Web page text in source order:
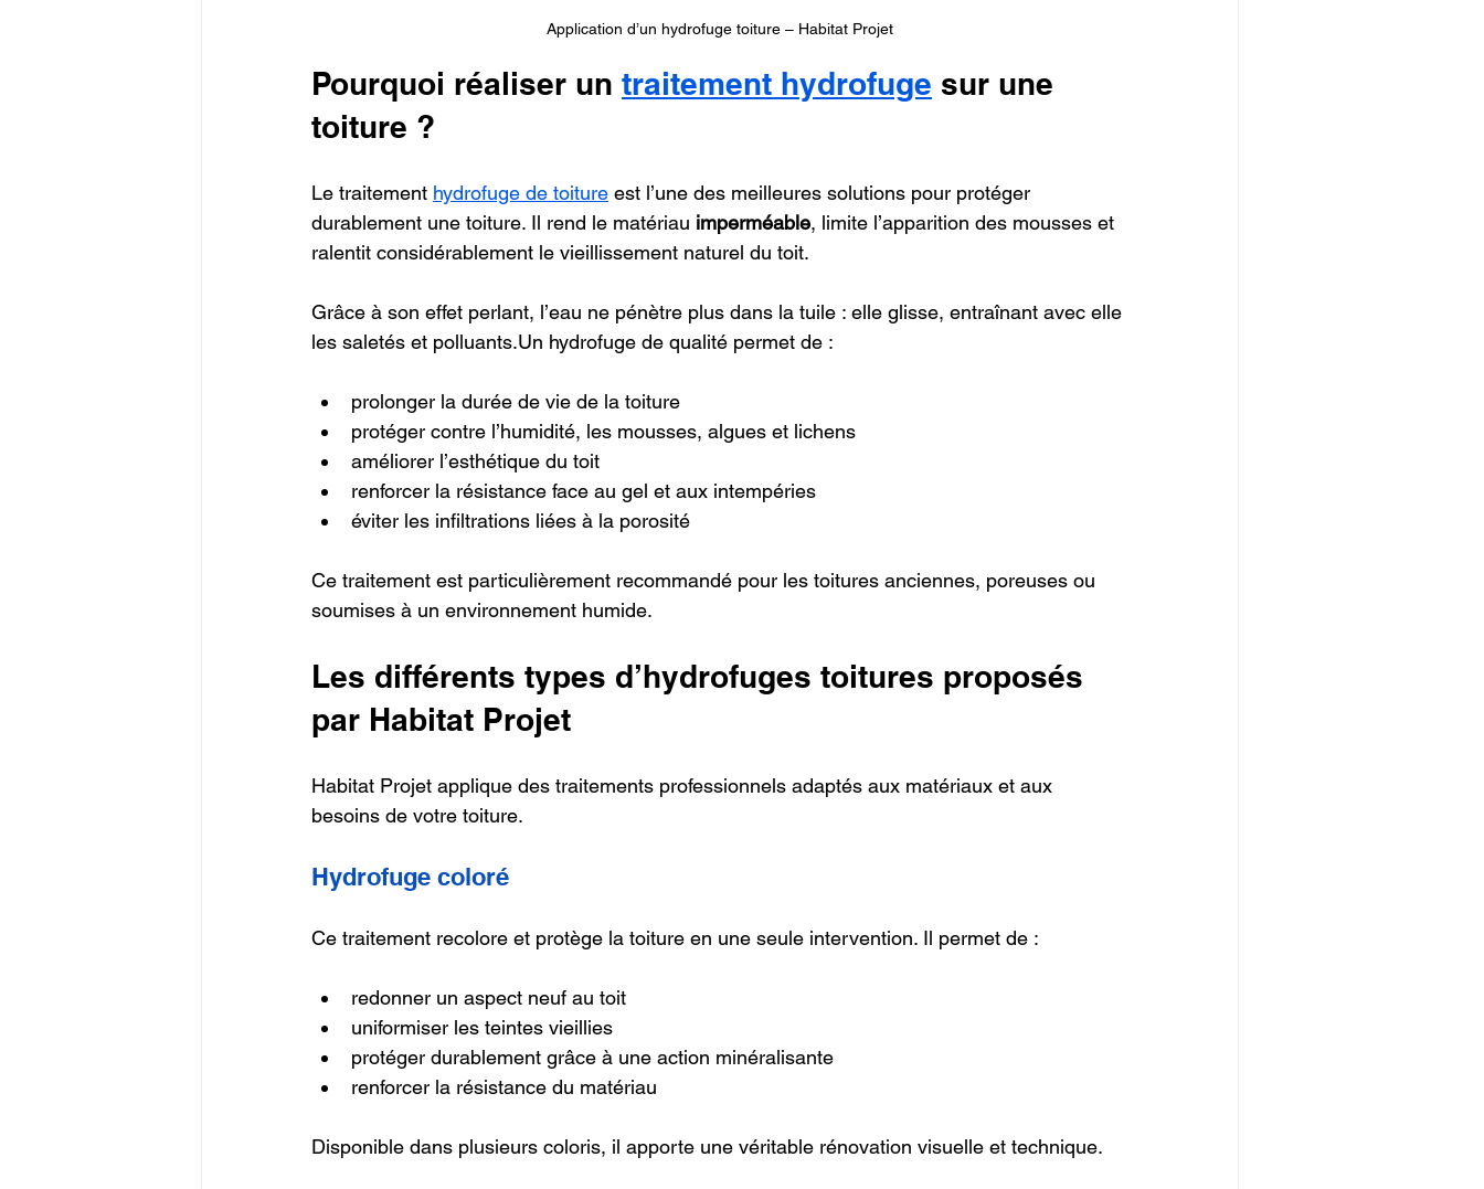
Application d’un hydrofuge toiture – Habitat Projet
Pourquoi réaliser un traitement hydrofuge sur une
toiture ?
Le traitement hydrofuge de toiture est l’une des meilleures solutions pour protéger
durablement une toiture. Il rend le matériau imperméable, limite l’apparition des mousses et
ralentit considérablement le vieillissement naturel du toit.
Grâce à son effet perlant, l’eau ne pénètre plus dans la tuile : elle glisse, entraînant avec elle
les saletés et polluants.Un hydrofuge de qualité permet de :
prolonger la durée de vie de la toiture
protéger contre l’humidité, les mousses, algues et lichens
améliorer l’esthétique du toit
renforcer la résistance face au gel et aux intempéries
éviter les infiltrations liées à la porosité
Ce traitement est particulièrement recommandé pour les toitures anciennes, poreuses ou
soumises à un environnement humide.
Les différents types d’hydrofuges toitures proposés
par Habitat Projet
Habitat Projet applique des traitements professionnels adaptés aux matériaux et aux
besoins de votre toiture.
Hydrofuge coloré
Ce traitement recolore et protège la toiture en une seule intervention. Il permet de :
redonner un aspect neuf au toit
uniformiser les teintes vieillies
protéger durablement grâce à une action minéralisante
renforcer la résistance du matériau
Disponible dans plusieurs coloris, il apporte une véritable rénovation visuelle et technique.